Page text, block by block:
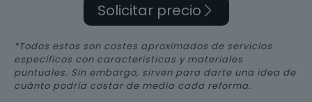
Solicitar precio
*Todos estos son costes aproximados de servicios
específicos con características y materiales
puntuales. Sin embargo, sirven para darte una idea de
cuánto podría costar de media cada reforma.